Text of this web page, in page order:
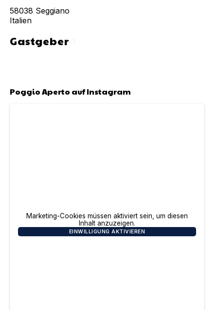
58038 Seggiano
Italien
Gastgeberchevron_right
Poggio Aperto auf Instagram
Marketing-Cookies müssen aktiviert sein, um diesen
Inhalt anzuzeigen.
EINWILLIGUNG AKTIVIEREN